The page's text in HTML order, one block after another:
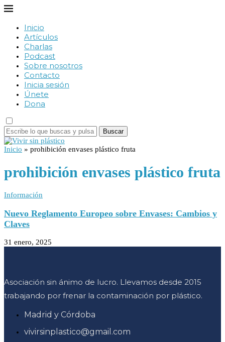
Inicio
Artículos
Charlas
Podcast
Sobre nosotros
Contacto
Inicia sesión
Únete
Dona
Buscar
Inicio » prohibición envases plástico fruta
prohibición envases plástico fruta
Información
Nuevo Reglamento Europeo sobre Envases: Cambios y
Claves
31 enero, 2025
Asociación sin ánimo de lucro. Llevamos desde 2015
trabajando por frenar la contaminación por plástico.
Madrid y Córdoba
vivirsinplastico@gmail.com